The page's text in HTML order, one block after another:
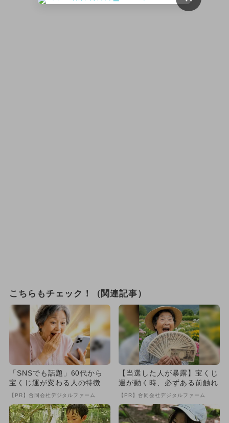
こちらもチェック！（関連記事）
「SNSでも話題」60代から
宝くじ運が変わる人の特徴
【PR】合同会社デジタルファーム
【当選した人が暴露】宝くじ
運が動く時、必ずある前触れ
【PR】合同会社デジタルファーム